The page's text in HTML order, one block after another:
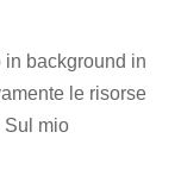
in background in
le risorse
Sul mio